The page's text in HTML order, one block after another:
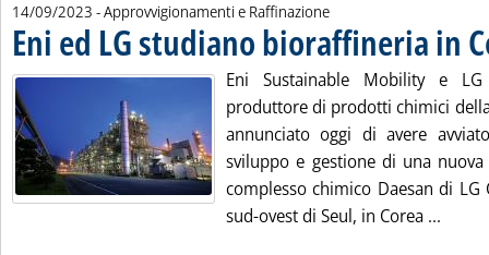
14/09/2023 - Approvvigionamenti e Raffinazione
Eni ed LG studiano bioraffineria in
Eni Sustainable Mobility e
produttore di prodotti chimici
annunciato oggi di avere
sviluppo e gestione di una
complesso chimico Daesan di
sud-ovest di Seul, in Corea ...